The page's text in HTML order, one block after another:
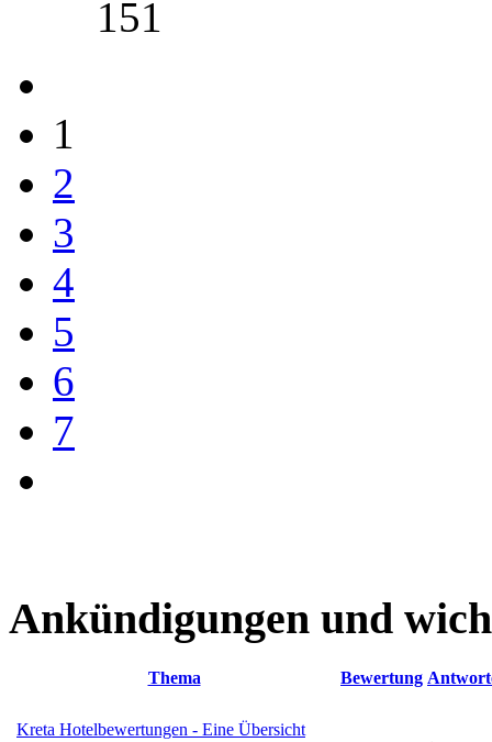
151
1
2
3
4
5
6
7
Ankündigungen und
Thema Bewertung
Kreta Hotelbewertungen - Eine Übersicht